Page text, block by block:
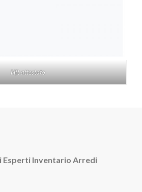
Nft attestato
Esperti Inventario Arredi